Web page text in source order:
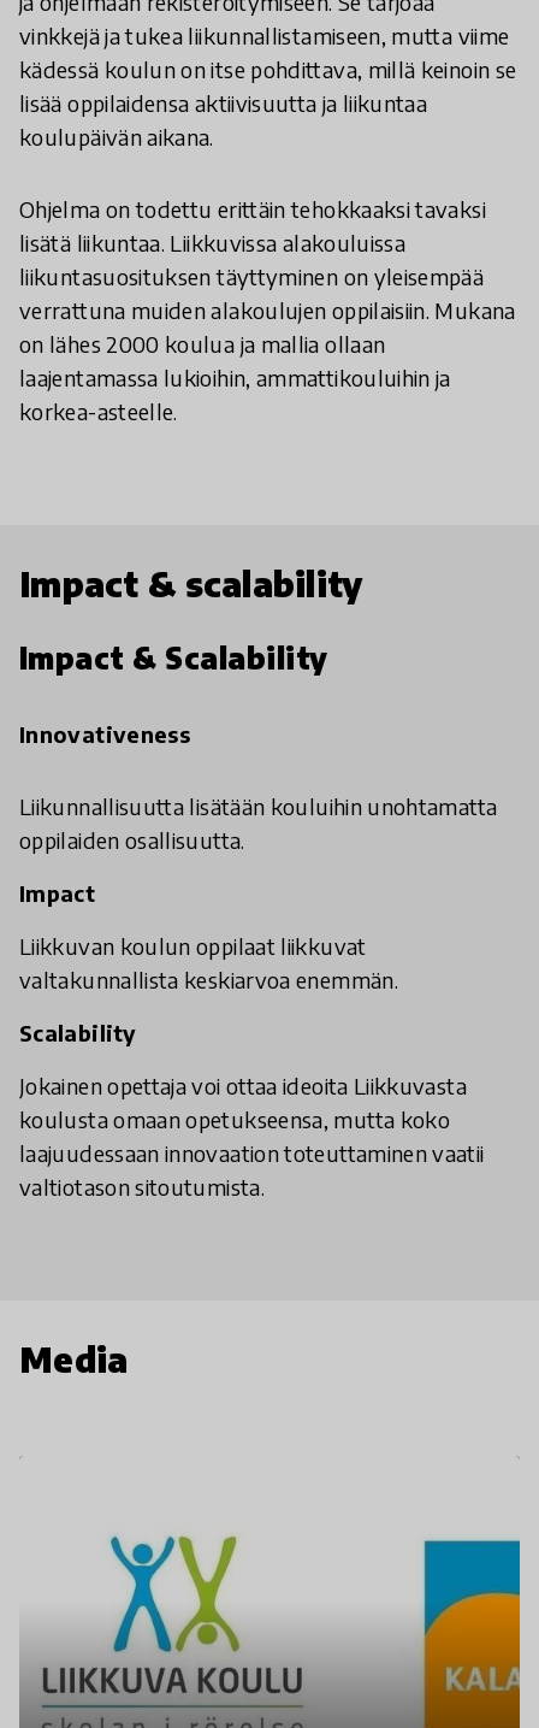
vinkkejä ja tukea liikunnallistamiseen, mutta viime
kädessä koulun on itse pohdittava, millä keinoin se
lisää oppilaidensa aktiivisuutta ja liikuntaa
koulupäivän aikana.
Ohjelma on todettu erittäin tehokkaaksi tavaksi
lisätä liikuntaa. Liikkuvissa alakouluissa
liikuntasuosituksen täyttyminen on yleisempää
verrattuna muiden alakoulujen oppilaisiin. Mukana
on lähes 2000 koulua ja mallia ollaan
laajentamassa lukioihin, ammattikouluihin ja
korkea-asteelle.
Impact & scalability
Impact & Scalability
Innovativeness
Liikunnallisuutta lisätään kouluihin unohtamatta
oppilaiden osallisuutta.
Impact
Liikkuvan koulun oppilaat liikkuvat
valtakunnallista keskiarvoa enemmän.
Scalability
Jokainen opettaja voi ottaa ideoita Liikkuvasta
koulusta omaan opetukseensa, mutta koko
laajuudessaan innovaation toteuttaminen vaatii
valtiotason sitoutumista.
Media